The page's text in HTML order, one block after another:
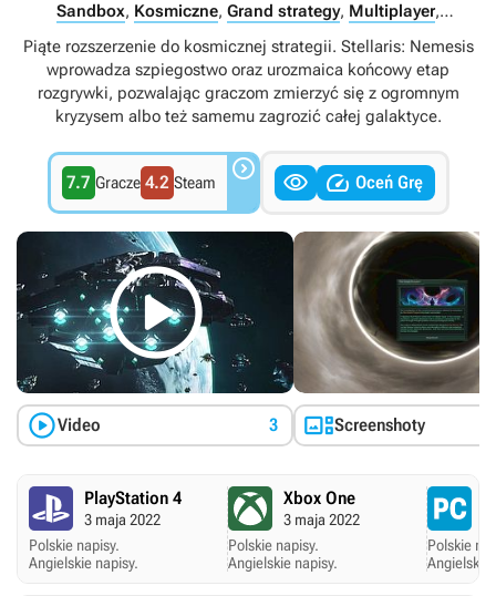
Sandbox, Kosmiczne, Grand strategy, Multiplayer,
Singleplayer
, Internet
Piąte rozszerzenie do kosmicznej strategii. Stellaris: Nemesis
wprowadza szpiegostwo oraz urozmaica końcowy etap
rozgrywki, pozwalając graczom zmierzyć się z ogromnym
kryzysem albo też samemu zagrozić całej galaktyce.
7.7 Gracze 4.2 Steam    Oceń Grę

Video 3 Screenshoty
PlayStation 4
3 maja 2022
Polskie napisy.
Angielskie napisy.
Xbox One
3 maja 2022
Polskie napisy.
Angielskie napisy.
Polskie
Angielskie